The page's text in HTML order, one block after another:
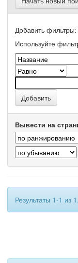
Добавить фильтры:
Используйте
Вывести на
Результаты 1-1 из 1.